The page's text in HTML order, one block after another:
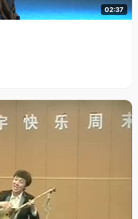
02:37